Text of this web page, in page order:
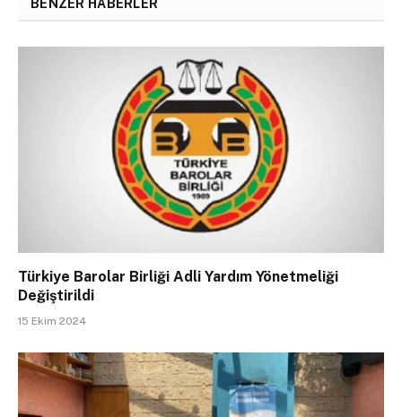
BENZER HABERLER
Türkiye Barolar Birliği Adli Yardım Yönetmeliği
Değiştirildi
15 Ekim 2024